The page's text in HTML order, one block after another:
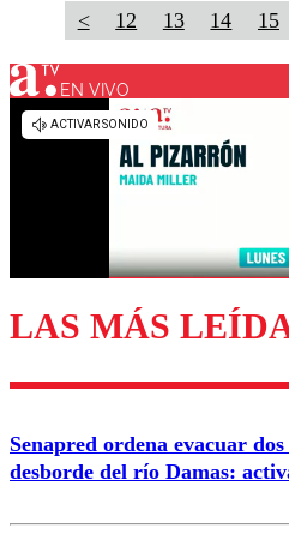
< 12 13 14 15
EN VIVO
LAS MÁS
Senapred ordena evacuar
desborde del río Damas: